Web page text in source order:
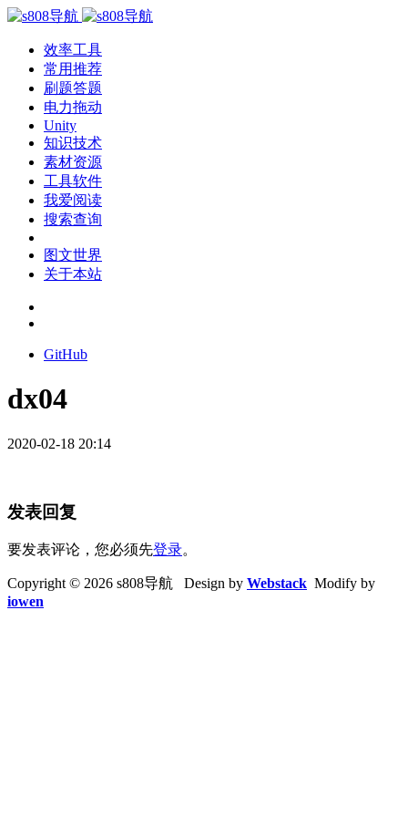
效率工具
常用推荐
刷题答题
电力拖动
Unity
知识技术
素材资源
工具软件
我爱阅读
搜索查询
图文世界
关于本站
GitHub
dx04
2020-02-18 20:14
发表回复
要发表评论，您必须先登录。
Copyright © 2026 s808导航 Design by Webstack Modify by
iowen